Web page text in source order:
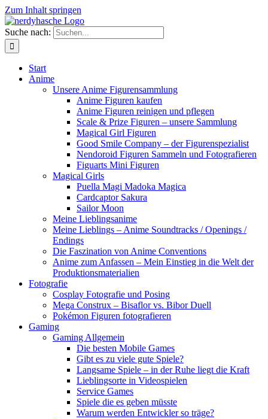
Zum Inhalt springen
Suche nach:
Start
Anime
Unsere Anime Figurensammlung
Anime Figuren kaufen
Anime Figuren reinigen und pflegen
Scale & Prize Figuren – unsere Sammlung
Magical Girl Figuren
Good Smile Company – der Figurenspezialist
Nendoroid Figuren Sammeln und Fotografieren
Figuarts Mini Figuren
Magical Girls
Puella Magi Madoka Magica
Cardcaptor Sakura
Sailor Moon
Meine Lieblingsanime
Meine Lieblings – Anime Soundtracks / Openings /
Endings
Die Faszination von Anime Conventions
Anime zum Anfassen – Mein Einstieg in die Welt der
Produktionsmaterialien
Fotografie
Cosplay Fotografie und Posing
Mega Construx – Bisaflor vs. Bibor Duell
Pokémon Figuren fotografieren
Gaming
Gaming Allgemein
Die besten Mobile Games
Gibt es zu viele gute Spiele?
Langsame Spiele – in der Ruhe liegt die Kraft
Lieblingsorte in Videospielen
Service Games
Spiele die es geben müsste
Warum werden Entwickler so träge?